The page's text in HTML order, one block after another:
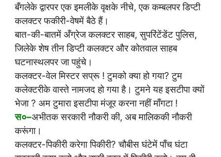
बँगलेके द्वारपर एक इमलीके वृक्षके नीचे, एक कम्बलपर डिप्टी
कलक्टर फकीरी-वेषमें बैठे हैं।
बात-की-बातमें अँग्रेज कलक्टर साहब, सुपरिंटेंडेंट पुलिस,
जिलेके शेष तीन डिप्टी कलक्टर और कोतवाल साहब
घटनास्थलपर जा पहुंचे।
कलक्टर-वेल मिस्टर सप्रू ! टुमको क्या हो गया? टुम
कलेक्टरीके वास्ते नामजद हो गया है। टुमने यह इसटीपा क्यों
भेजा ? अम टुमारा इसटीपा मंजूर करना नहीं माँगटा !
स०–अभीतक सरकारी नौकरी की, अब मालिककी नौकरी
करूंगा।
कलक्टर-पिकीरी करेगा पिकीरी? चौबीस घंटेमें पाँच घंटा